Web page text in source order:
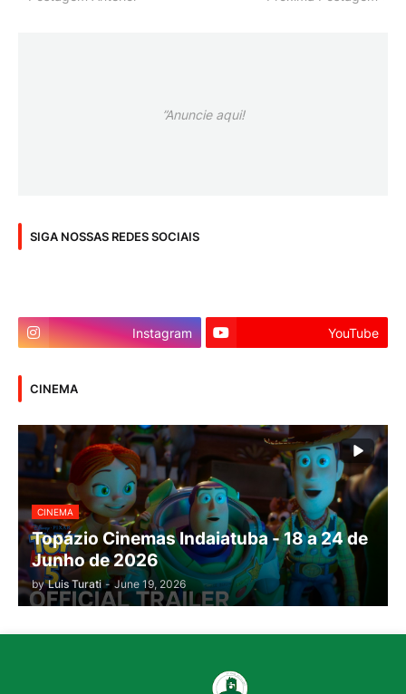
”Anuncie aqui!
SIGA NOSSAS REDES SOCIAIS
Instagram YouTube
CINEMA
CINEMA
Topázio Cinemas Indaiatuba - 18 a 24 de
Junho de 2026
by Luis Turati - June 19, 2026